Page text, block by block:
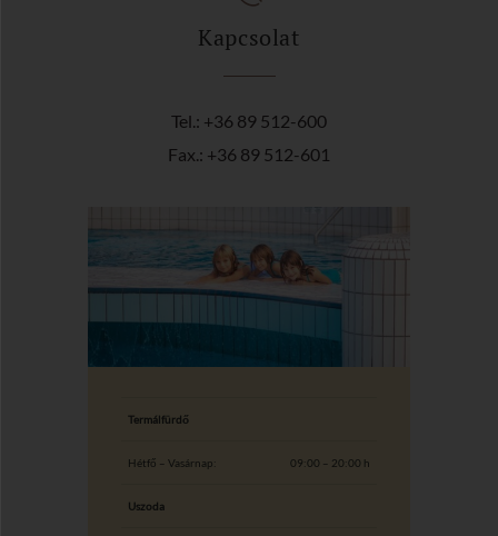
Kapcsolat
Tel.: +36 89 512-600
Fax.: +36 89 512-601
Termálfürdő
Hétfő – Vasárnap: 09:00 – 20:00 h
Uszoda